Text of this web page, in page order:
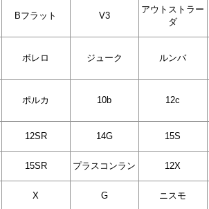
Bフラット V3
アウトストラー
ダ
ボレロ ジューク ルンバ
ポルカ 10b 12c
12SR 14G 15S
15SR プラスコンラン 12X
X G ニスモ